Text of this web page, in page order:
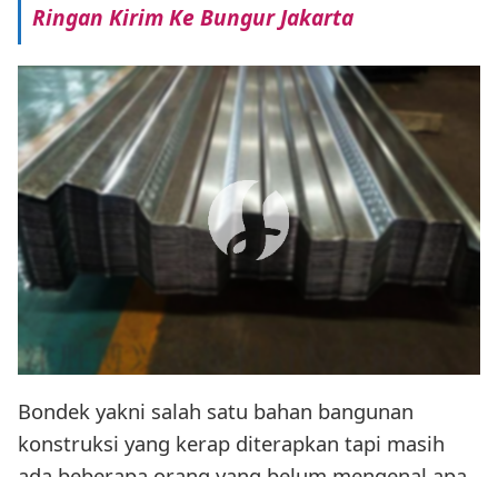
Ringan Kirim Ke Bungur Jakarta
Bondek yakni salah satu bahan bangunan
konstruksi yang kerap diterapkan tapi masih